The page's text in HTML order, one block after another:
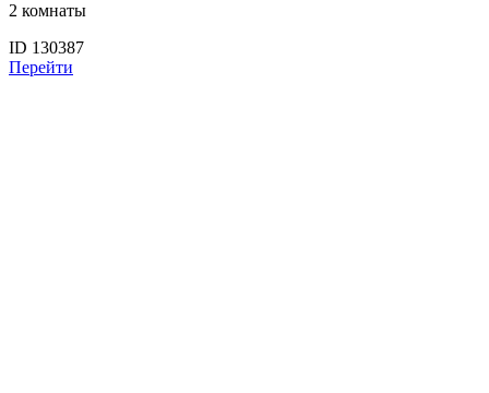
2 комнаты
ID 130387
Перейти